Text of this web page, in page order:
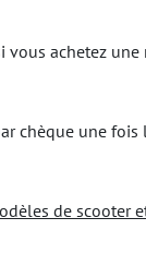
vous achetez
chèque une
de scooter